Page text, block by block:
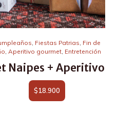
, Fiestas Patrias, Fin de
, Aperitivo gourmet, Entretención
Naipes + Aperitivo
$18.900